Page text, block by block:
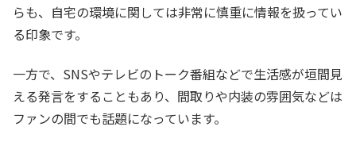
らも、自宅の環境に関しては非常に慎重に情報を扱ってい
る印象です。
一方で、SNSやテレビのトーク番組などで生活感が垣間見
える発言をすることもあり、間取りや内装の雰囲気などは
ファンの間でも話題になっています。